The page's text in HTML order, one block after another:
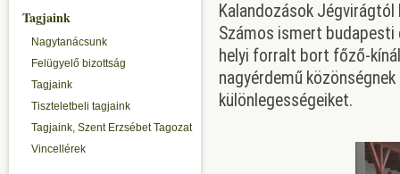
Tagjaink
Nagytanácsunk
Felügyelő bizottság
Tagjaink
Tiszteletbeli tagjaink
Tagjaink, Szent Erzsébet Tagozat
Vincellérek
Kalandozások
Számos ismert
helyi forralt bort főző-
nagyérdemű
különlegességeiket.